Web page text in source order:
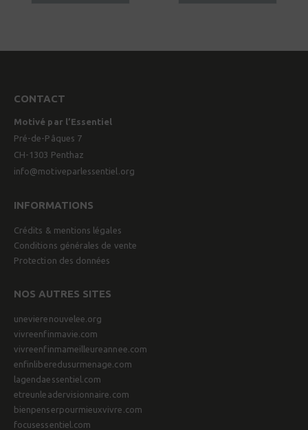
CONTACT
Motivé par l’Essentiel
Pré-de-Pâques 7
CH-1303 Penthaz
info@motiveparlessentiel.org
INFORMATIONS
Crédits & mentions légales
Conditions générales de vente
Protection des données
NOS AUTRES SITES
unevierenouvelee.org
vivreenfinmavie.com
vivreenfinmameilleureannee.com
enfinliberedusurmenage.com
lagendaessentiel.com
etreunleadervisionnaire.com
bienpenserpourmieuxvivre.com
focusessentiel.com